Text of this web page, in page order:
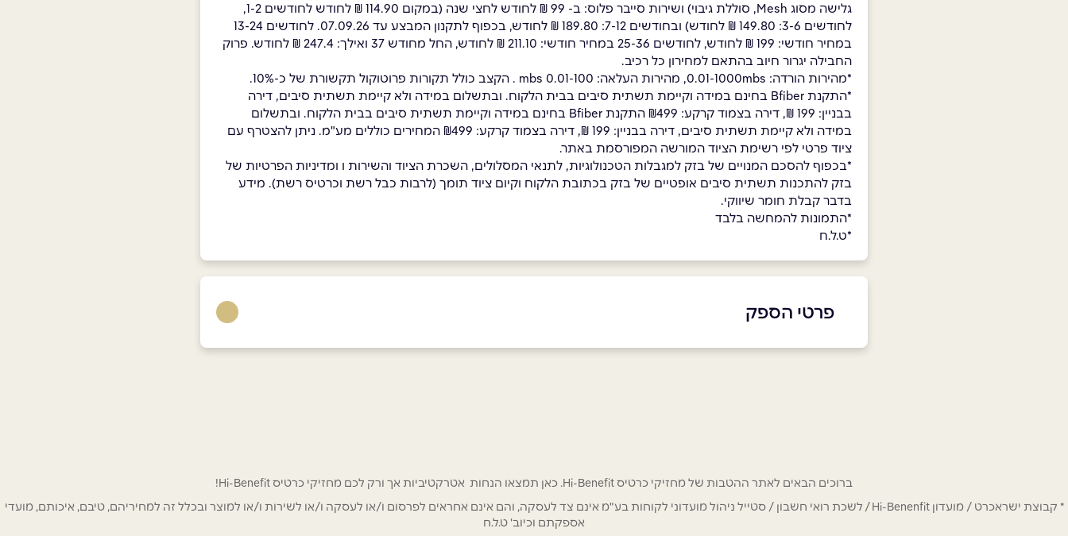
גלישה מסוג Mesh, סוללת גיבוי) ושירות סייבר פלוס: ב- 99 ₪ לחודש לחצי שנה (במקום 114.90 ₪ לחודש לחודשים 1-2,
לחודשים 3-6: 149.80 ₪ לחודש) ובחודשים 7-12: 189.80 ₪ לחודש, בכפוף לתקנון המבצע עד 07.09.26. לחודשים 13-24
במחיר חודשי: 199 ₪ לחודש, לחודשים 25-36 במחיר חודשי: 211.10 ₪ לחודש, החל מחודש 37 ואילך: 247.4 ₪ לחודש. פרוק
החבילה יגרור חיוב בהתאם למחירון כל רכיב.
*מהירות הורדה: 0.01-1000mbs, מהירות העלאה: 0.01-100 mbs . הקצב כולל תקורות פרוטוקול תקשורת של כ-10%.
*התקנת Bfiber בחינם במידה וקיימת תשתית סיבים בבית הלקוח. ובתשלום במידה ולא קיימת תשתית סיבים, דירה
בבניין: 199 ₪, דירה בצמוד קרקע: ₪499 התקנת Bfiber בחינם במידה וקיימת תשתית סיבים בבית הלקוח. ובתשלום
במידה ולא קיימת תשתית סיבים, דירה בבניין: 199 ₪, דירה בצמוד קרקע: ₪499 המחירים כוללים מע"מ. ניתן להצטרף עם
ציוד פרטי לפי רשימת הציוד המורשה המפורסמת באתר.
*בכפוף להסכם המנויים של בזק למגבלות הטכנולוגיות, לתנאי המסלולים, השכרת הציוד והשירות ו ומדיניות הפרטיות של
בזק להתכנות תשתית סיבים אופטיים של בזק בכתובת הלקוח וקיום ציוד תומך (לרבות כבל רשת וכרטיס רשת). מידע
בדבר קבלת חומר שיווקי.
*התמונות להמחשה בלבד
*ט.ל.ח
פרטי הספק
נושא*
ברוכים הבאים לאתר ההטבות של מחזיקי כרטיס Hi-Benefit. כאן תמצאו הנחות אטרקטיביות אך ורק לכם מחזיקי כרטיס Hi-Benefit!
* קבוצת ישראכרט / מועדון Hi-Benenfit / לשכת רואי חשבון / סטייל ניהול מועדוני לקוחות בע"מ אינם צד לעסקה, והם אינם אחראים לפרסום ו/או לעסקה ו/או לשירות ו/או למוצר ובכלל זה למחיריהם, טיבם, איכותם, מועדי
אספקתם וכיוב' ט.ל.ח